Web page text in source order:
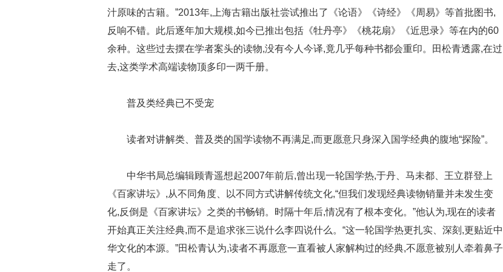
汁原味的古籍。”2013年,上海古籍出版社尝试推出了《论语》《诗经》《周易》等首批图书,
反响不错。此后逐年加大规模,如今已推出包括《牡丹亭》《桃花扇》《近思录》等在内的60
余种。这些过去摆在学者案头的读物,没有今人今译,竟几乎每种书都会重印。田松青透露,在过
去,这类学术高端读物顶多印一两千册。
普及类经典已不受宠
读者对讲解类、普及类的国学读物不再满足,而更愿意只身深入国学经典的腹地“探险”。
中华书局总编辑顾青遥想起2007年前后,曾出现一轮国学热,于丹、马未都、王立群登上
《百家讲坛》,从不同角度、以不同方式讲解传统文化,“但我们发现经典读物销量并未发生变
化,反倒是《百家讲坛》之类的书畅销。时隔十年后,情况有了根本变化。”他认为,现在的读者
开始真正关注经典,而不是追求张三说什么李四说什么。“这一轮国学热更扎实、深刻,更贴近中
华文化的本源。”田松青认为,读者不再愿意一直看被人家解构过的经典,不愿意被别人牵着鼻子
走了。